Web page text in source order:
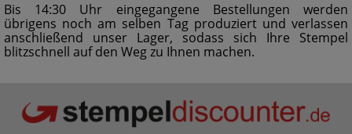
Bis 14:30 Uhr eingegangene Bestellungen werden
übrigens noch am selben Tag produziert und verlassen
anschließend unser Lager, sodass sich Ihre Stempel
blitzschnell auf den Weg zu Ihnen machen.